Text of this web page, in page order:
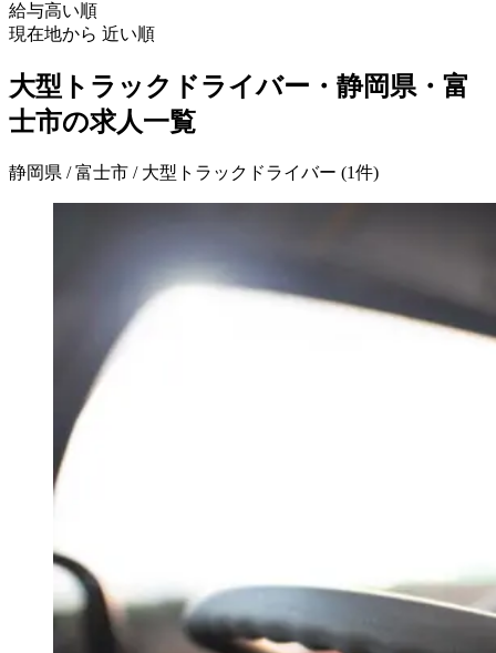
給与高い順
現在地から 近い順
大型トラックドライバー・静岡県・富
士市の求人一覧
静岡県 / 富士市 / 大型トラックドライバー (1件)